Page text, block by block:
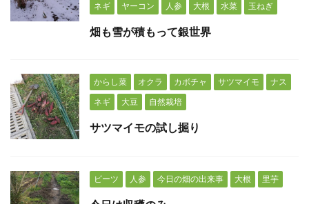
ネギ
ヤーコン 人参 大根 水菜 玉ねぎ
畑も雪が積もって銀世界
からし菜 オクラ カボチャ サツマイモ
ナス
ネギ
大豆 自然栽培
サツマイモの試し掘り
ビーツ 人参 今日の畑の出来事 大根 里芋